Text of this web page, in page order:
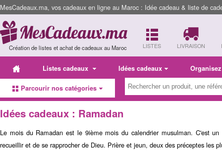
MesCadeaux.ma, vos cadeaux en ligne au Maroc : Idée cadeau & liste de
Création de listes et achat de cadeaux au Maroc LISTES LIVRAISON
Listes cadeaux Idées cadeaux
Parcourir nos catégories
Idées cadeaux : Ramadan
Le mois du Ramadan est le 9ième mois du calendrier musulman. C'est
recueillir et de se rapprocher de Dieu. Prière et jeun, deux des préceptes les